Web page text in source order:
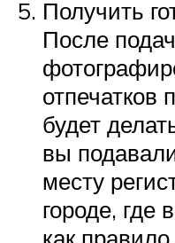
Получить
После
отпечатков
будет
вы
месту
городе,